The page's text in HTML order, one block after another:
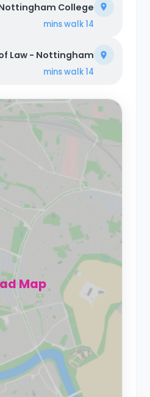
College
14 mins
walk
Law - Nottingham
14 mins
walk
Map